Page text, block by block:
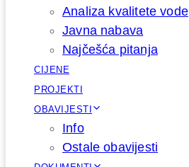
Analiza kvalitete vode
Javna nabava
Najčešća pitanja
CIJENE
PROJEKTI
OBAVIJESTI
Info
Ostale obavijesti